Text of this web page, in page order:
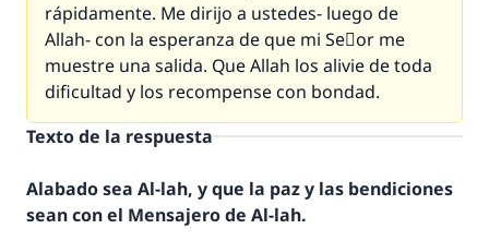
rápidamente. Me dirijo a ustedes- luego de
Allah- con la esperanza de que mi Seٌor me
muestre una salida. Que Allah los alivie de toda
dificultad y los recompense con bondad.
Texto de la respuesta
Alabado sea Al-lah, y que la paz y las bendiciones
sean con el Mensajero de Al-lah.